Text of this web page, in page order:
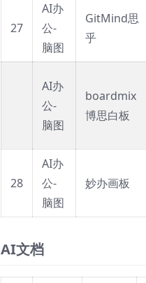
27
AI办
公-
脑图
GitMind思
乎
AI办
公-
脑图
boardmix
博思白板
28
AI办
公-
脑图
妙办画板
AI文档